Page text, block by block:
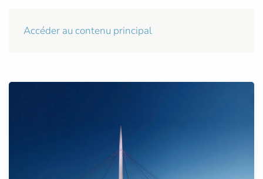
Accéder au contenu principal